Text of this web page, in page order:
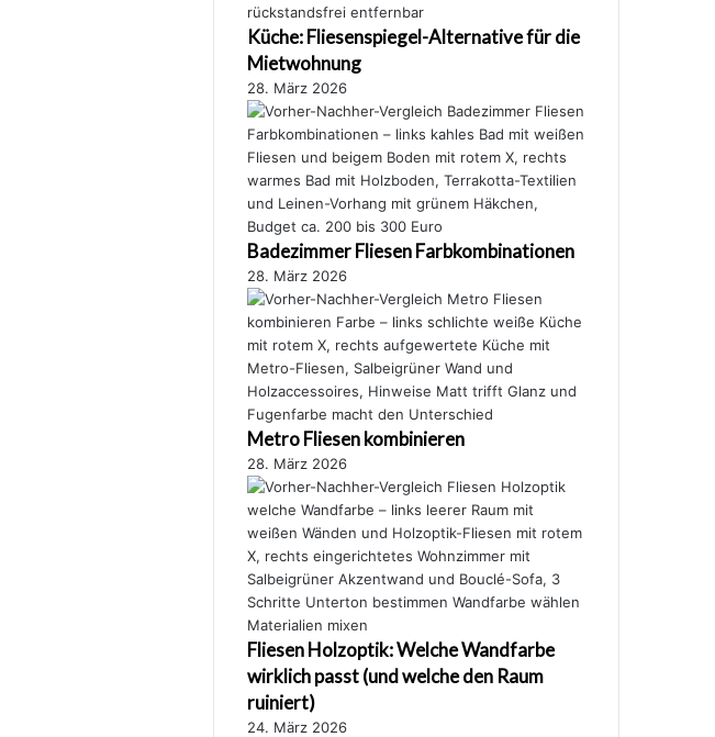
Küche: Fliesenspiegel-Alternative für die
Mietwohnung
28. März 2026
Badezimmer Fliesen Farbkombinationen
28. März 2026
Metro Fliesen kombinieren
28. März 2026
Fliesen Holzoptik: Welche Wandfarbe
wirklich passt (und welche den Raum
ruiniert)
24. März 2026